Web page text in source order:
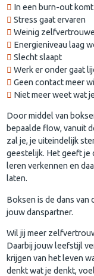
In een burn-out komt
Stress gaat ervaren
Weinig
Energieniveau laag
Slecht slaapt
Werk er onder gaat
Geen contact meer
Niet meer weet wat
Door middel van
bepaalde flow, vanuit
zal je, je uiteindelijk
geestelijk. Het geeft je
leren verkennen en
laten.
Boksen is de dans van
jouw danspartner.
Wil jij meer
Daarbij jouw leefstijl
krijgen van het leven
denkt wat je denkt,